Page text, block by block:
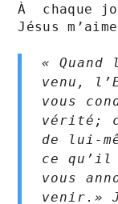
À  chaque
Jésus
«
venu,
vous
vérité;
de lui-
ce
vous
venir.»